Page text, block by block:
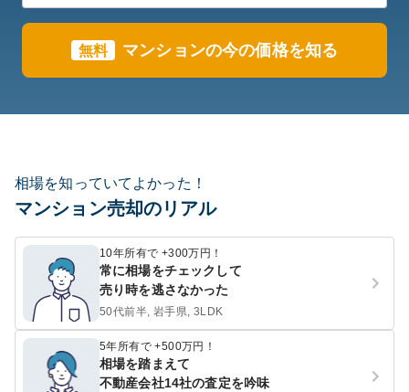
無料 マンションの今の価格を知る
相場を知っていてよかった！
マンション売却のリアル
10年所有で +300万円！
常に相場をチェックして
売り時を逃さなかった
50代前半, 岩手県, 3LDK
5年所有で +500万円！
相場を踏まえて
不動産会社14社の査定を吟味